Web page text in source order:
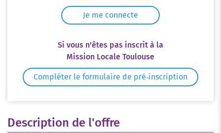
Description de l'offre
Je me connecte
Si vous n'êtes pas inscrit à la
Mission Locale Toulouse
Compléter le formulaire de pré‑inscription